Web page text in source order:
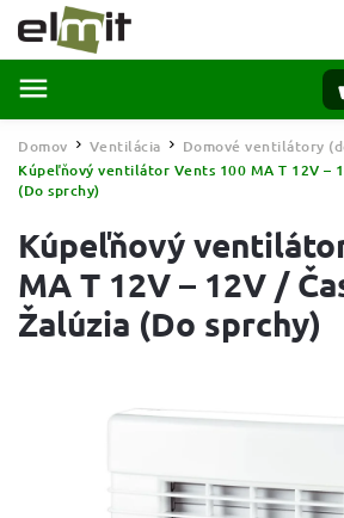
Domov / Ventilácia / Domové ventilátory
Kúpeľňový ventilátor Vents 100 MA T 12V –
(Do sprchy)
Kúpeľňový
MA T 12V – 12V /
Žalúzia (Do sprchy)